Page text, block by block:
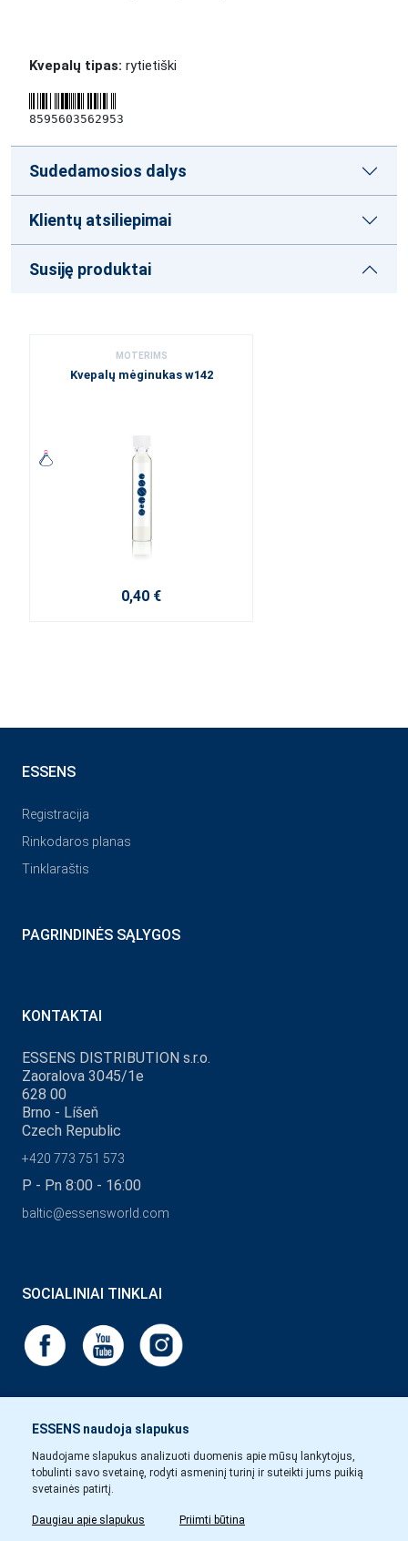
Kvepalų tipas: rytietiški
8595603562953
Sudedamosios dalys
Klientų atsiliepimai
Susiję produktai
MOTERIMS
Kvepalų mėginukas w142
0,40 €
ESSENS naudoja slapukus
Naudojame slapukus analizuoti duomenis apie mūsų lankytojus,
tobulinti savo svetainę, rodyti asmeninį turinį ir suteikti jums puikią
svetainės patirtį.
Daugiau apie slapukus Priimti būtina
ESSENS
Registracija
Rinkodaros planas
Tinklaraštis
PAGRINDINĖS SĄLYGOS
KONTAKTAI
ESSENS DISTRIBUTION s.r.o.
Zaoralova 3045/1e
628 00
Brno - Líšeň
Czech Republic
+420 773 751 573
P - Pn 8:00 - 16:00
baltic@essensworld.com
SOCIALINIAI TINKLAI